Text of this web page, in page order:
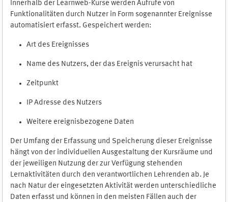
Innerhalb der Learnweb-Kurse werden Aufrufe von
Funktionalitäten durch Nutzer in Form sogenannter Ereignisse
automatisiert erfasst. Gespeichert werden:
Art des Ereignisses
Name des Nutzers, der das Ereignis verursacht hat
Zeitpunkt
IP Adresse des Nutzers
Weitere ereignisbezogene Daten
Der Umfang der Erfassung und Speicherung dieser Ereignisse
hängt von der individuellen Ausgestaltung der Kursräume und
der jeweiligen Nutzung der zur Verfügung stehenden
Lernaktivitäten durch den verantwortlichen Lehrenden ab. Je
nach Natur der eingesetzten Aktivität werden unterschiedliche
Daten erfasst und können in den meisten Fällen auch der